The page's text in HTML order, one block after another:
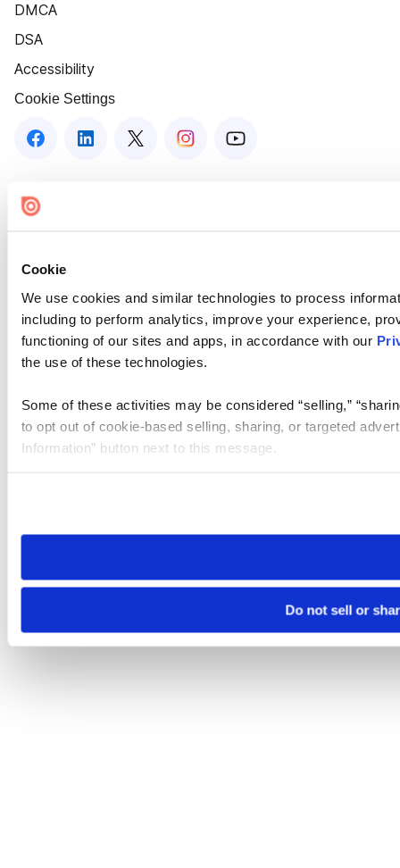
Cookie
We use cookies and similar technologies to process
including to perform analytics, improve your experience,
functioning of our sites and apps, in accordance with our
the use of these technologies.
Some of these activities may be considered “selling,”
to opt out of cookie-based selling, sharing, or targeted
Information” button next to this message.
need to be set again.
Do not sell or
DMCA
DSA
Accessibility
Cookie Settings